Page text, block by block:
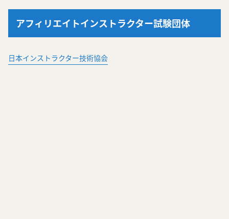
アフィリエイトインストラクター試験団体
日本インストラクター技術協会